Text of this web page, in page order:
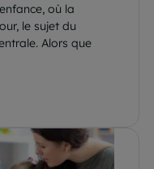
où la
le sujet du
Alors que